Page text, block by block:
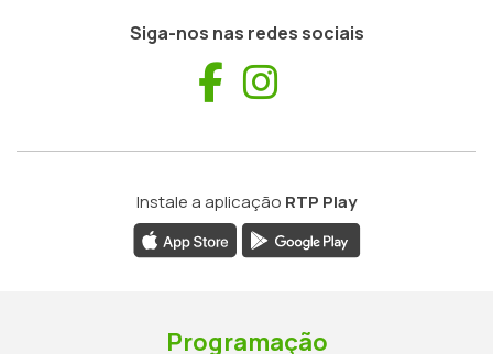
Siga-nos nas redes sociais
Facebook
Instale a aplicação RTP Play
Programação